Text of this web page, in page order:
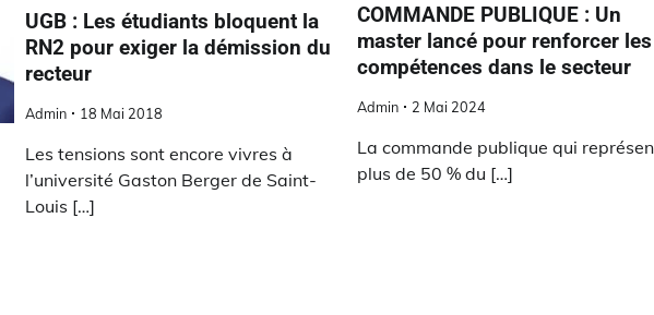
UGB : Les étudiants bloquent la
RN2 pour exiger la démission du
recteur
Admin 18 Mai 2018
Les tensions sont encore vivres à
l’université Gaston Berger de Saint-
Louis […]
COMMANDE PUBLIQUE : Un
master lancé pour renforcer les
compétences dans le secteur
Admin 2 Mai 2024
La commande publique qui
plus de 50 % du […]